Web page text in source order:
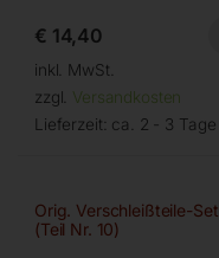
€ 14,40
inkl. MwSt.
zzgl. Versandkosten
Lieferzeit: ca. 2 - 3 Tage
Orig. Verschleißteile-Set
(Teil Nr. 10)